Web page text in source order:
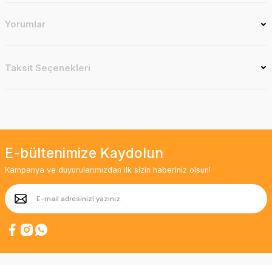
Yorumlar
Taksit Seçenekleri
E-bültenimize Kaydolun
Kampanya ve duyurularımızdan ilk sizin haberiniz olsun!